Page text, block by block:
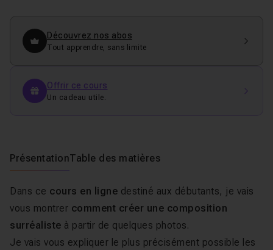
Découvrez nos abos
Tout apprendre, sans limite
Offrir ce cours
Un cadeau utile.
PrésentationTable des matières
Dans ce cours en ligne destiné aux débutants, je vais
vous montrer comment créer une composition
surréaliste à partir de quelques photos.
Je vais vous expliquer le plus précisément possible les